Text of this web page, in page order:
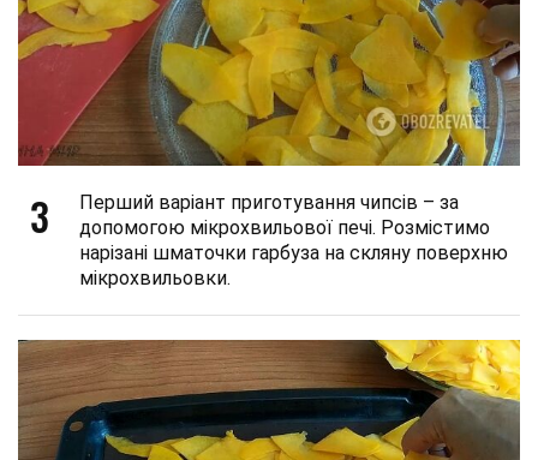
3
Перший варіант приготування чипсів – за
допомогою мікрохвильової печі. Розмістимо
нарізані шматочки гарбуза на скляну поверхню
мікрохвильовки.